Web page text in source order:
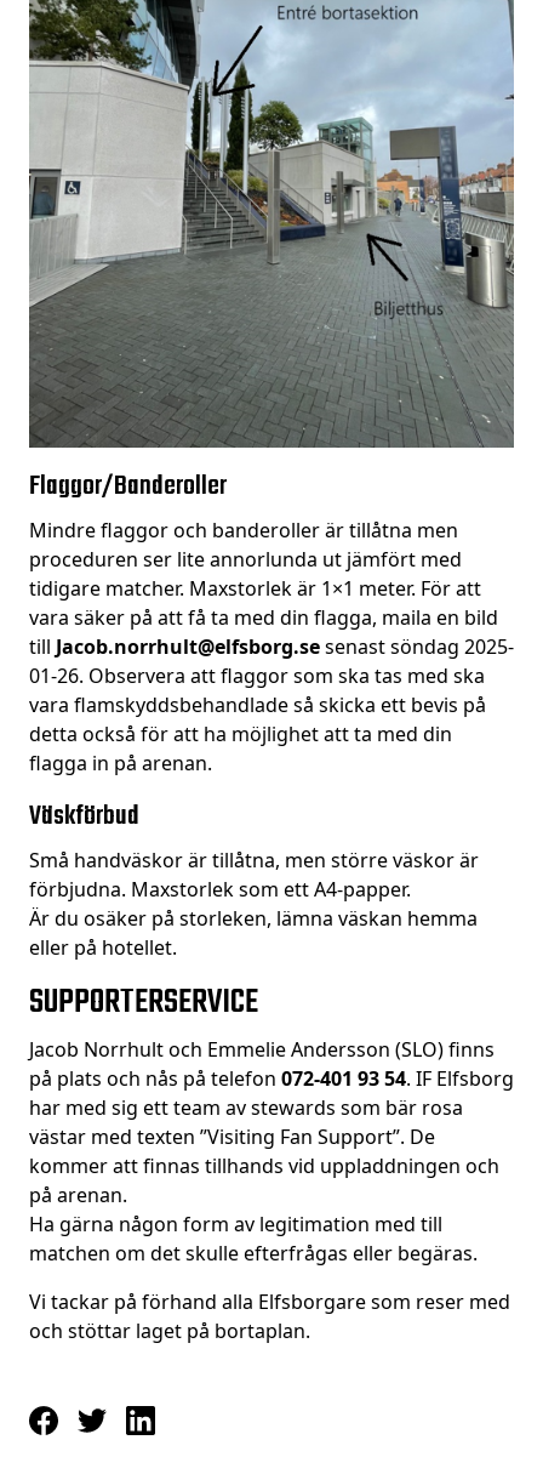
Flaggor/Banderoller
Mindre flaggor och banderoller är tillåtna men
proceduren ser lite annorlunda ut jämfört med
tidigare matcher. Maxstorlek är 1×1 meter. För att
vara säker på att få ta med din flagga, maila en bild
till Jacob.norrhult@elfsborg.sesenast söndag 2025-
01-26. Observera att flaggor som ska tas med ska
vara flamskyddsbehandlade så skicka ett bevis på
detta också för att ha möjlighet att ta med din
flagga in på arenan.
Väskförbud
Små handväskor är tillåtna, men större väskor är
förbjudna. Maxstorlek som ett A4-papper.
Är du osäker på storleken, lämna väskan hemma
eller på hotellet.
SUPPORTERSERVICE
Jacob Norrhult och Emmelie Andersson (SLO) finns
på plats och nås på telefon 072-401 93 54. IF Elfsborg
har med sig ett team av stewards som bär rosa
västar med texten ”Visiting Fan Support”. De
kommer att finnas tillhands vid uppladdningen och
på arenan.
Ha gärna någon form av legitimation med till
matchen om det skulle efterfrågas eller begäras.
Vi tackar på förhand alla Elfsborgare som reser med
och stöttar laget på bortaplan.